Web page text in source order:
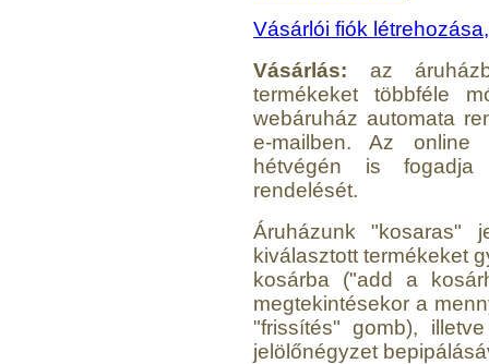
Vásárlói fiók
Vásárlás: az
termékeket többféle
webáruház automata
e-mailben. Az online
hétvégén is
rendelését.
Áruházunk "kosaras"
kiválasztott termékeket
kosárba ("add a
megtekintésekor a
"frissítés" gomb),
jelölőnégyzet